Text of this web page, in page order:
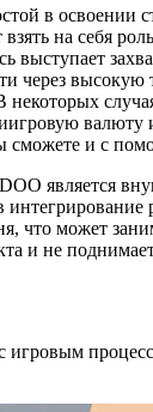
в освоении
на себя
выступает
валюту
сможете и с
является
что может
и не